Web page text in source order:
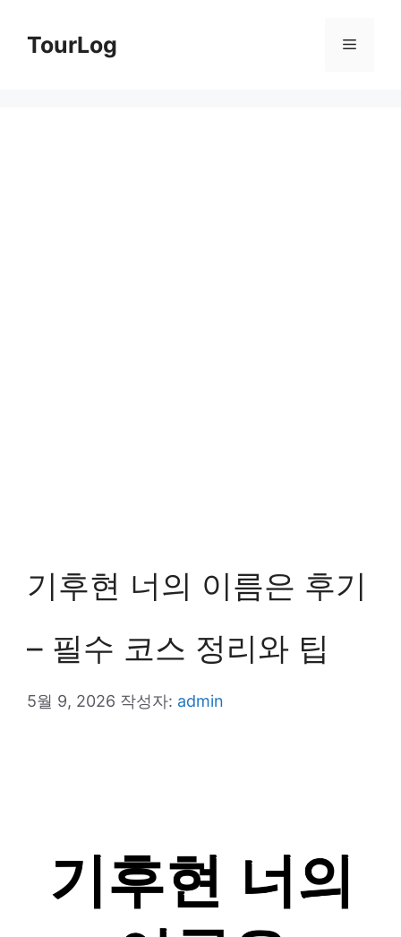
TourLog 메
기후현 너의 이름은 후기
– 필수 코스 정리와 팁
5월 9, 2026 작성자: admin